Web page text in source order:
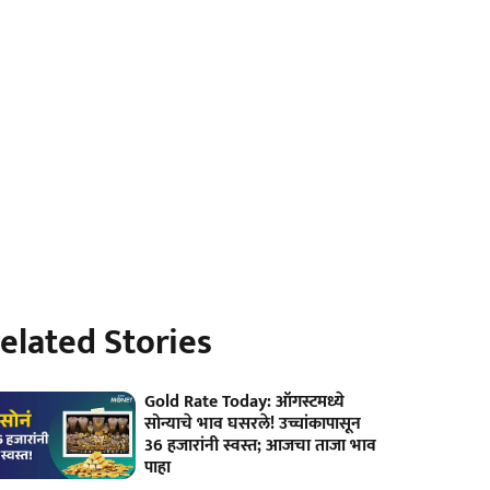
Stories
Gold Rate Today: ऑगस्टमध्ये
सोन्याचे भाव घसरले! उच्चांकापासून
36 हजारांनी स्वस्त; आजचा ताजा भाव
पाहा